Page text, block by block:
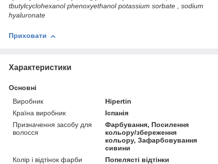
tbutylcyclohexanol phenoxyethanol potassium sorbate , sodium
hyaluronate
Приховати
Характеристики
Основні
Виробник
Hipertin
Країна виробник
Іспанія
Призначення засобу для
волосся
Фарбування, Посилення
кольору/збереження
кольору, Зафарбовування
сивини
Колір і відтінок фарби
Попелясті відтінки